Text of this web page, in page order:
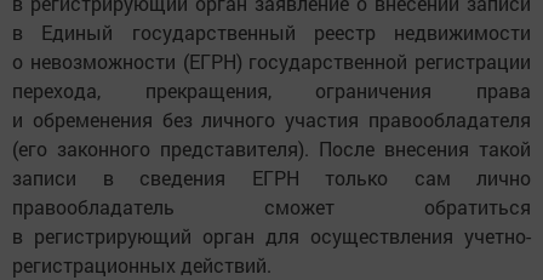
в Единый государственный реестр недвижимости
о невозможности (ЕГРН) государственной регистрации
перехода, прекращения, ограничения права
и обременения без личного участия правообладателя
(его законного представителя). После внесения такой
записи в сведения ЕГРН только сам лично
правообладатель сможет обратиться
в регистрирующий орган для осуществления учетно-
регистрационных действий.